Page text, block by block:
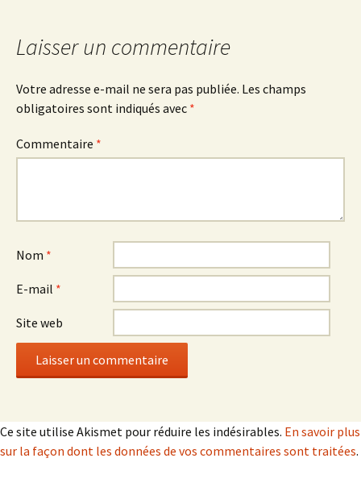
Laisser un commentaire
Votre adresse e-mail ne sera pas publiée. Les champs
obligatoires sont indiqués avec *
Commentaire *
Nom *
E-mail *
Site web
Ce site utilise Akismet pour réduire les indésirables. En savoir plus
sur la façon dont les données de vos commentaires sont traitées.